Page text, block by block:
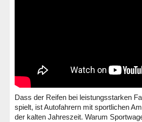
Dass der Reifen bei leistungsstarken
spielt, ist Autofahrern mit sportlichen
der kalten Jahreszeit. Warum